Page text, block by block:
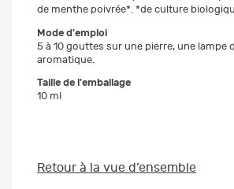
de menthe poivrée*. *de culture
Mode d'emploi
5 à 10 gouttes sur une pierre, une lampe
aromatique.
Taille de l'emballage
10 ml
Retour à la vue d’ensemble